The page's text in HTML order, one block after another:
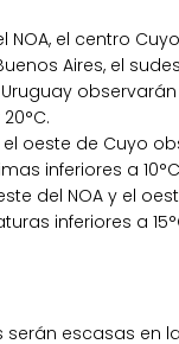
NOA, el centro
Aires, el
el oeste de Cuyo
inferiores a
del NOA y el
inferiores a
serán escasas en